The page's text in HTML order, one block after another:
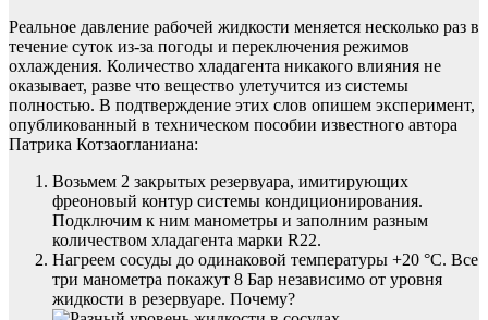
Реальное давление рабочей жидкости меняется несколько раз в
течение суток из-за погоды и переключения режимов
охлаждения. Количество хладагента никакого влияния не
оказывает, разве что вещество улетучится из системы
полностью. В подтверждение этих слов опишем эксперимент,
опубликованный в техническом пособии известного автора
Патрика Котзаогланиана:
Возьмем 2 закрытых резервуара, имитирующих
фреоновый контур системы кондиционирования.
Подключим к ним манометры и заполним разным
количеством хладагента марки R22.
Нагреем сосуды до одинаковой температуры +20 °С. Все
три манометра покажут 8 Бар независимо от уровня
жидкости в резервуаре. Почему?